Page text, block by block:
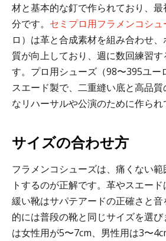
材と基本的な釘で作られており、
分です。 セミプロ用フラメンコシュ
ロ）は革と合成素材を組み合わせ
質が向上しており、週に数回練習
す。プロ用シューズ（98〜395ユー
スエード製で、二重縫い底と高品
なリハーサルや公演のために作られ
サイズの合わせ方
フラメンコシューズは、痛くない
トするのが正解です。革やスエード
緩い靴はサパテアードの正確さと
的には普段の靴と同じサイズを選
は女性用が5〜7cm、男性用は3〜